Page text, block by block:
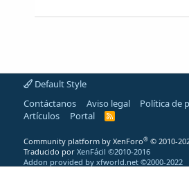
Default Style
Contáctanos
Aviso legal Política de
Artículos
Portal
R
Community platform by XenForo® © 2010-
Traducido por XenFácil ©2010-2016
Addon provided by xfworld.net ©2000-2022